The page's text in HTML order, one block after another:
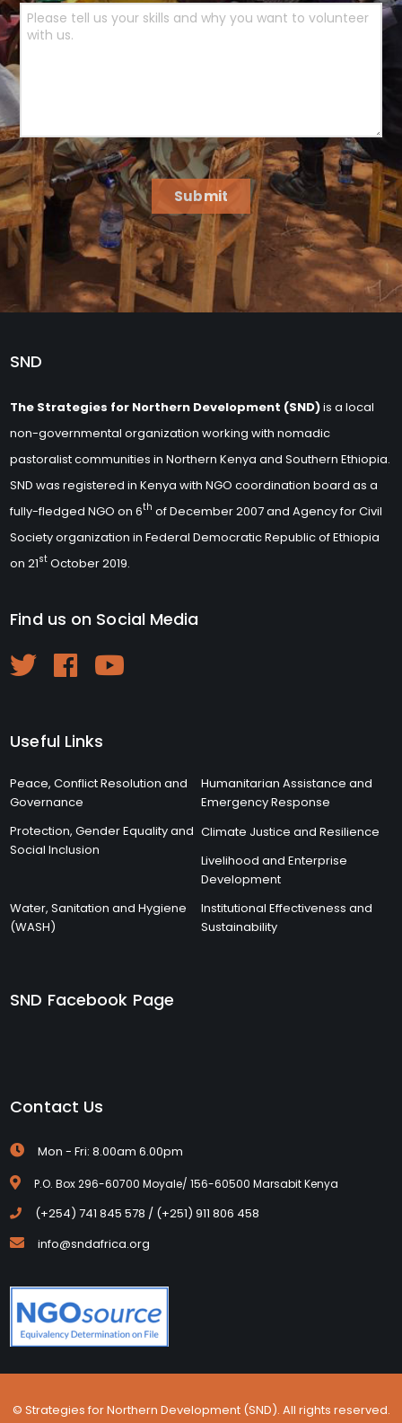
Submit
SND
The Strategies for Northern Development (SND)is a local
non-governmental organization working with nomadic
pastoralist communities in Northern Kenya and Southern Ethiopia.
SND was registered in Kenya with NGO coordination board as a
fully-fledged NGO on 6th of December 2007 and Agency for Civil
Society organization in Federal Democratic Republic of Ethiopia
on 21st October 2019.
Find us on Social Media
Useful Links
Peace, Conflict Resolution and
Governance
Humanitarian Assistance and
Emergency Response
Protection, Gender Equality and
Social Inclusion
Climate Justice and Resilience
Livelihood and Enterprise
Development
Water, Sanitation and Hygiene
(WASH)
Institutional Effectiveness and
Sustainability
SND Facebook Page
Contact Us
Mon - Fri: 8.00am 6.00pm
P.O. Box 296-60700 Moyale/ 156-60500 Marsabit Kenya
(+254) 741 845 578 / (+251) 911 806 458
info@sndafrica.org
© Strategies for Northern Development (SND). All rights reserved.